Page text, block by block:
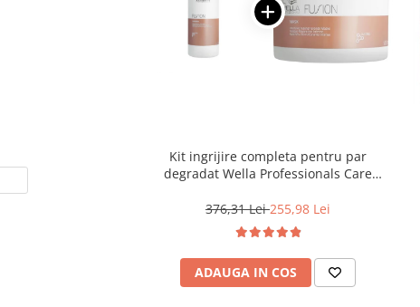
Kit ingrijire completa pentru par
degradat Wella Professionals Care
376,31 Lei255,98 Lei
ADAUGA IN COS